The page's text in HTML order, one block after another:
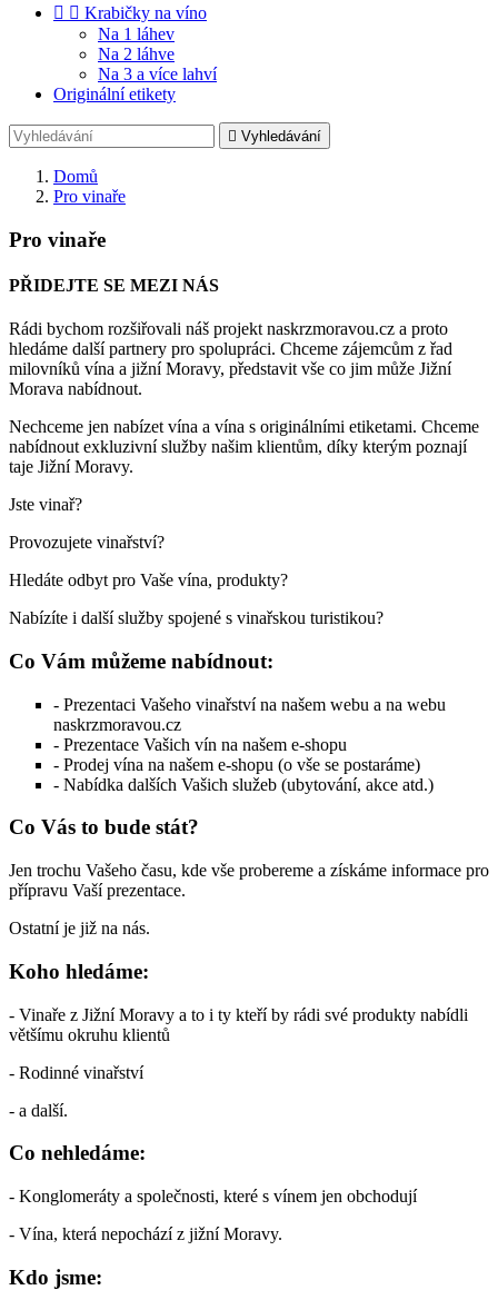
  Krabičky na víno
Na 1 láhev
Na 2 láhve
Na 3 a více lahví
Originální etikety
 Vyhledávání
Domů
Pro vinaře
Pro vinaře
PŘIDEJTE SE MEZI NÁS
Rádi bychom rozšiřovali náš projekt naskrzmoravou.cz a proto
hledáme další partnery pro spolupráci. Chceme zájemcům z řad
milovníků vína a jižní Moravy, představit vše co jim může Jižní
Morava nabídnout.
Nechceme jen nabízet vína a vína s originálními etiketami. Chceme
nabídnout exkluzivní služby našim klientům, díky kterým poznají
taje Jižní Moravy.
Jste vinař?
Provozujete vinařství?
Hledáte odbyt pro Vaše vína, produkty?
Nabízíte i další služby spojené s vinařskou turistikou?
Co Vám můžeme nabídnout:
- Prezentaci Vašeho vinařství na našem webu a na webu
naskrzmoravou.cz
- Prezentace Vašich vín na našem e-shopu
- Prodej vína na našem e-shopu (o vše se postaráme)
- Nabídka dalších Vašich služeb (ubytování, akce atd.)
Co Vás to bude stát?
Jen trochu Vašeho času, kde vše probereme a získáme informace pro
přípravu Vaší prezentace.
Ostatní je již na nás.
Koho hledáme:
- Vinaře z Jižní Moravy a to i ty kteří by rádi své produkty nabídli
většímu okruhu klientů
- Rodinné vinařství
- a další.
Co nehledáme:
- Konglomeráty a společnosti, které s vínem jen obchodují
- Vína, která nepochází z jižní Moravy.
Kdo jsme: